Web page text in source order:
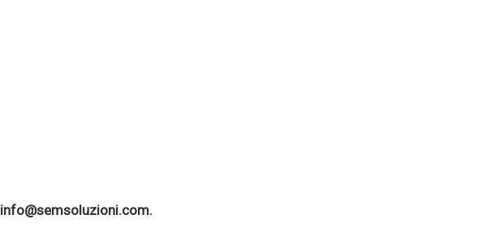
info@semsoluzioni.com.